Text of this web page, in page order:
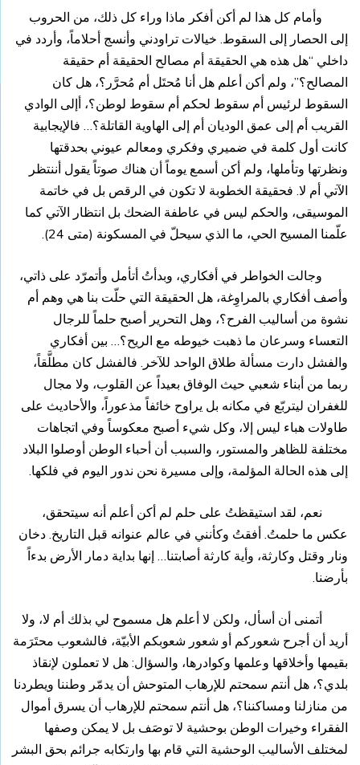
وأمام كل هذا لم أكن أفكر ماذا وراء كل ذلك، من الحروب
إلى الحصار إلى السقوط. خيالات تراودني وأنسج أحلاماً، وأردد في
داخلي “هل هذه هي الحقيقة أم مصالح الحقيقة أم حقيقة
المصالح؟”، ولم أكن أعلم هل أنا مُحتَل أم مُحرَّر؟، هل كان
السقوط لرئيس أم سقوط لحكم أم سقوط لوطن؟، أإلى الوادي
القريب أم إلى عمق الوديان أم إلى الهاوية القاتلة؟… فالإيجابية
كانت أول كلمة في ضميري وفكري ومعالم عيوني بحدقتها
ونظرتها وتأملها، ولم أكن أسمع يوماً أن هناك صوتاً يقول أننتظر
الآتي أم لا. فحقيقة الخطوبة لا تكون في الرقص بل في خاتمة
الموسيقى، والحكم ليس في عاطفة الضحك بل انتظار الآتي كما
علّمنا المسيح الحي، ما الذي سيحلّ في المسكونة (متى 24).
وجالت الخواطر في أفكاري، وبدأتُ أتأمل وأتمرّد على ذاتي،
وأصف أفكاري بالمراوِغة، هل الحقيقة التي حلّت بنا هي وهم أم
نشوة من أساليب الفرح؟، وهل التحرير أصبح حلماً للرجال
التعساء وسرعان ما ذهبت خيوطه مع الريح؟… بين أفكاري
والفشل دارت مسألة طلاق الواحد للآخر. فالفشل كان مطلَّقاً،
ربما من أبناء شعبي حيث الوفاق بعيداً عن القلوب، ولا مجال
للغفران ليتربّع في مكانه بل يراوح خائفاً مذعوراً، والأحاديث على
طاولات هباء ليس إلا، وكل شيء أصبح معكوساً وفي اتجاهات
مختلفة للظاهر والمستور، والسبب أن أحباء الوطن أوصلوا البلاد
إلى هذه الحالة المؤلمة، وإلى مسيرة نحن ندور اليوم في فلكها.
نعم، لقد استيقظتُ على حلم لم أكن أعلم أنه سيتحقق،
عكس ما حلمتُ. أفقتُ وكأنني في عالم عنوانه قبل التاريخ. دخان
ونار وقتل وكارثة، وأية كارثة أصابتنا… إنها بداية دمار الأرض بدءاً
بأرضنا.
أتمنى أن أسأل، ولكن لا أعلم هل مسموح لي بذلك أم لا، ولا
أريد أن أجرح شعوركم أو شعور شعوبكم الأبيّة، فالشعوب محتَرَمة
بقيمها وأخلاقها وعلمها وكوادرها، والسؤال: هل لا تعملون لإنقاذ
بلدي؟، هل أنتم سمحتم للإرهاب المتوحش أن يدمّر وطننا ويطردنا
من منازلنا ومساكننا؟، هل أنتم سمحتم للإرهاب أن يسرق أموال
الفقراء وخيرات الوطن بوحشية لا توصَف بل لا يمكن وصفها
لمختلف الأساليب الوحشية التي قام بها وارتكابه جرائم بحق البشر